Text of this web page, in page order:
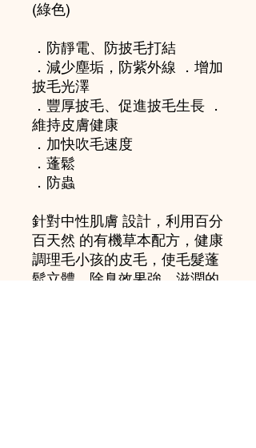
(綠色)
．防靜電、防披毛打結
．減少塵垢，防紫外線 ．增加
披毛光澤
．豐厚披毛、促進披毛生長 ．
維持皮膚健康
．加快吹毛速度
．蓬鬆
．防蟲
針對中性肌膚 設計，利用百分
百天然 的有機草本配方，健康
調理毛小孩的皮毛，使毛髮蓬
鬆立體，除臭效果強，滋潤的